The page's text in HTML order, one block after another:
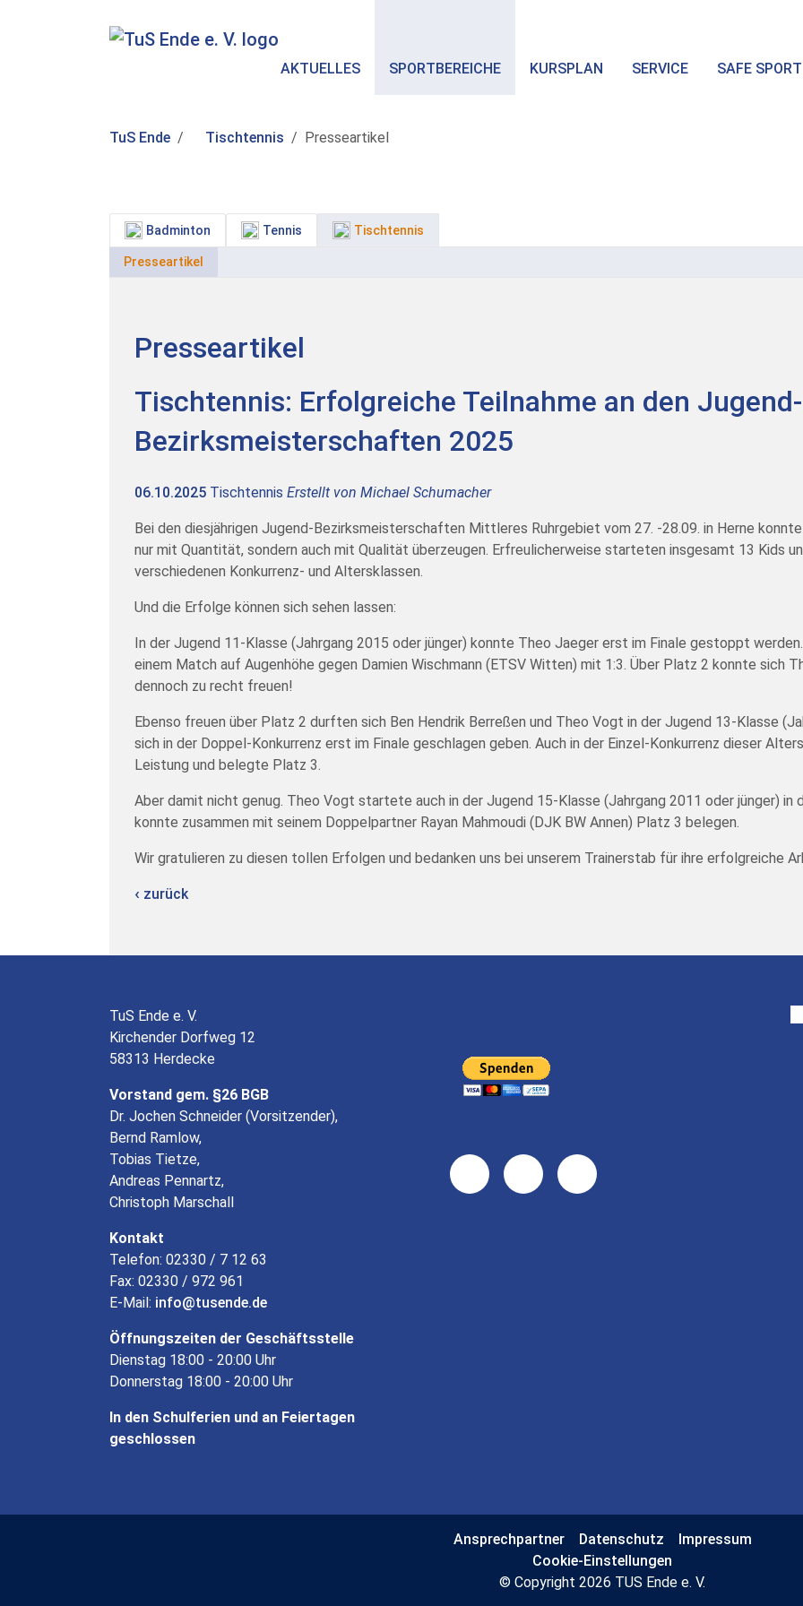
AKTUELLES SPORTBEREICHE KURSPLAN SERVICE SAFE SPORT
TuS Ende Tischtennis Presseartikel
Presseartikel
Tischtennis: Erfolgreiche Teilnahme an den Jugend-
Bezirksmeisterschaften 2025
06.10.2025 Tischtennis Erstellt von Michael Schumacher
Bei den diesjährigen Jugend-Bezirksmeisterschaften Mittleres Ruhrgebiet vom 27. -28.09. in Herne
nur mit Quantität, sondern auch mit Qualität überzeugen. Erfreulicherweise starteten insgesamt 13 Kids
verschiedenen Konkurrenz- und Altersklassen.
Und die Erfolge können sich sehen lassen:
In der Jugend 11-Klasse (Jahrgang 2015 oder jünger) konnte Theo Jaeger erst im Finale gestoppt
einem Match auf Augenhöhe gegen Damien Wischmann (ETSV Witten) mit 1:3. Über Platz 2 konnte sich
dennoch zu recht freuen!
Ebenso freuen über Platz 2 durften sich Ben Hendrik Berreßen und Theo Vogt in der Jugend 13-Klasse
sich in der Doppel-Konkurrenz erst im Finale geschlagen geben. Auch in der Einzel-Konkurrenz dieser
Leistung und belegte Platz 3.
Aber damit nicht genug. Theo Vogt startete auch in der Jugend 15-Klasse (Jahrgang 2011 oder jünger) in
konnte zusammen mit seinem Doppelpartner Rayan Mahmoudi (DJK BW Annen) Platz 3 belegen.
Wir gratulieren zu diesen tollen Erfolgen und bedanken uns bei unserem Trainerstab für ihre erfolgreiche
zurück
Badminton Tennis Tischtennis
Presseartikel
TuS Ende e. V.
Kirchender Dorfweg 12
58313 Herdecke
Vorstand gem. §26 BGB
Dr. Jochen Schneider (Vorsitzender),
Bernd Ramlow,
Tobias Tietze,
Andreas Pennartz,
Christoph Marschall
Kontakt
Telefon: 02330 / 7 12 63
Fax: 02330 / 972 961
E-Mail: info tusende de
Öffnungszeiten der Geschäftsstelle
Dienstag 18:00 - 20:00 Uhr
Donnerstag 18:00 - 20:00 Uhr
In den Schulferien und an Feiertagen
geschlossen
Ansprechpartner Datenschutz
Impressum
Cookie-Einstellungen
© Copyright 2026 TUS Ende e. V.